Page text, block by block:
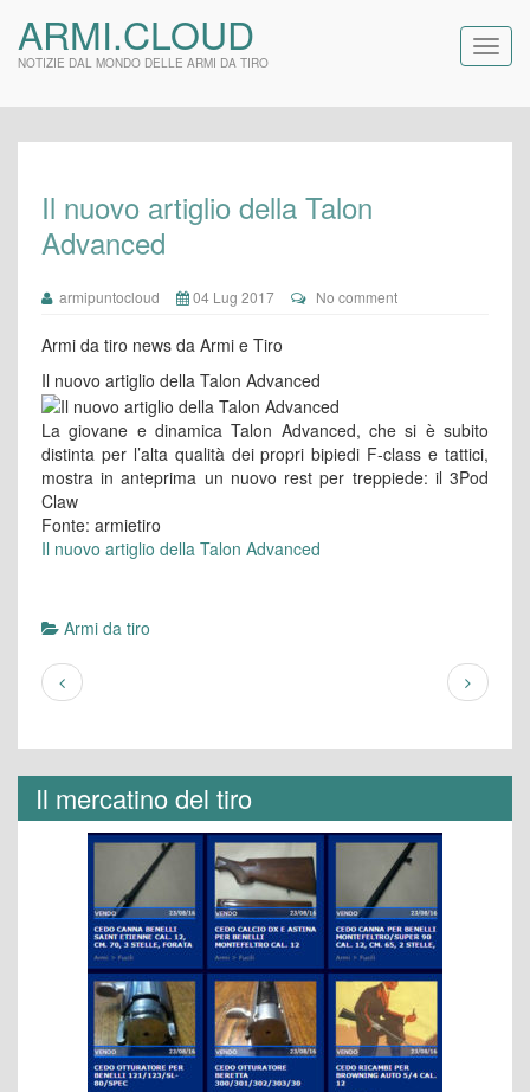
ARMI.CLOUD
NOTIZIE DAL MONDO DELLE ARMI DA TIRO
Il nuovo artiglio della Talon
Advanced
armipuntocloud 04 Lug 2017 No comment
Armi da tiro news da Armi e Tiro
Il nuovo artiglio della Talon Advanced
La giovane e dinamica Talon Advanced, che si è subito
distinta per l’alta qualità dei propri bipiedi F-class e tattici,
mostra in anteprima un nuovo rest per treppiede: il 3Pod
Claw
Fonte: armietiro
Il nuovo artiglio della Talon Advanced
Armi da tiro
Il mercatino del tiro